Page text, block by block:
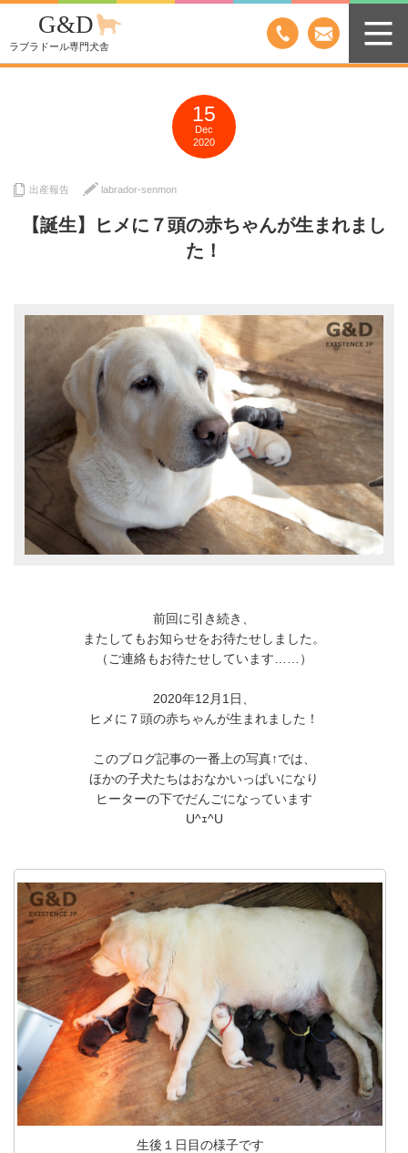
G&D
ラブラドール専門犬舎
15
Dec
2020
出産報告 labrador-senmon
【誕生】ヒメに７頭の赤ちゃんが生まれまし
た！
前回に引き続き、
またしてもお知らせをお待たせしました。
（ご連絡もお待たせしています……）
2020年12月1日、
ヒメに７頭の赤ちゃんが生まれました！
このブログ記事の一番上の写真↑では、
ほかの子犬たちはおなかいっぱいになり
ヒーターの下でだんごになっています
U^ｪ^U
生後１日目の様子です